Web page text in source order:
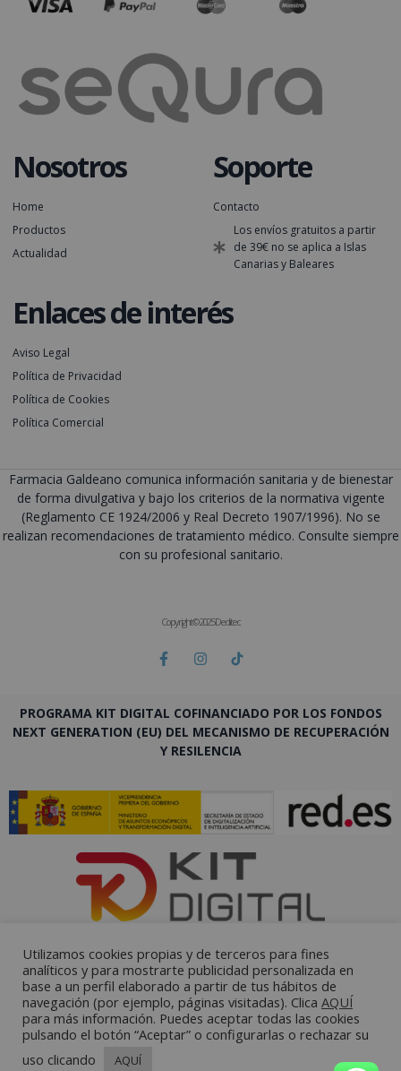
Nosotros
Home
Productos
Actualidad
Soporte
Contacto
Los envíos gratuitos a partir
de 39€ no se aplica a Islas
Canarias y Baleares
Enlaces de interés
Aviso Legal
Política de Privacidad
Política de Cookies
Política Comercial
Farmacia Galdeano comunica información sanitaria y de bienestar
de forma divulgativa y bajo los criterios de la normativa vigente
(Reglamento CE 1924/2006 y Real Decreto 1907/1996). No se
realizan recomendaciones de tratamiento médico. Consulte siempre
con su profesional sanitario.
Copyright © 2025 Deditec
PROGRAMA KIT DIGITAL COFINANCIADO POR LOS FONDOS
NEXT GENERATION (EU) DEL MECANISMO DE RECUPERACIÓN
Y RESILENCIA
Utilizamos cookies propias y de terceros para fines
analíticos y para mostrarte publicidad personalizada en
base a un perfil elaborado a partir de tus hábitos de
navegación (por ejemplo, páginas visitadas). Clica AQUÍ
para más información. Puedes aceptar todas las cookies
pulsando el botón “Aceptar” o configurarlas o rechazar su
uso clicando
AQUÍ